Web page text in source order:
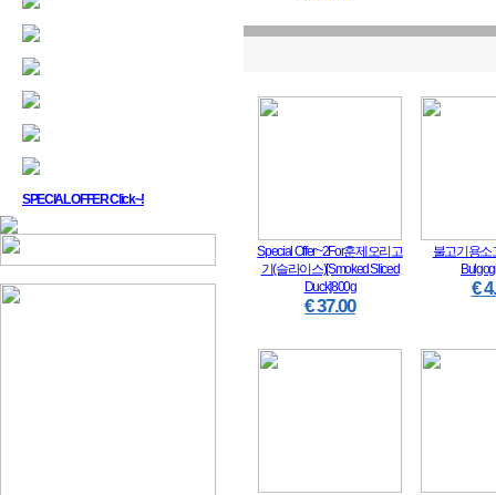
SPECIAL OFFER Click~!
Special Offer~2For훈제오리고
기(슬라이스)[Smoked Sliced
Duck]800g
€ 37.00
불고기용소
€